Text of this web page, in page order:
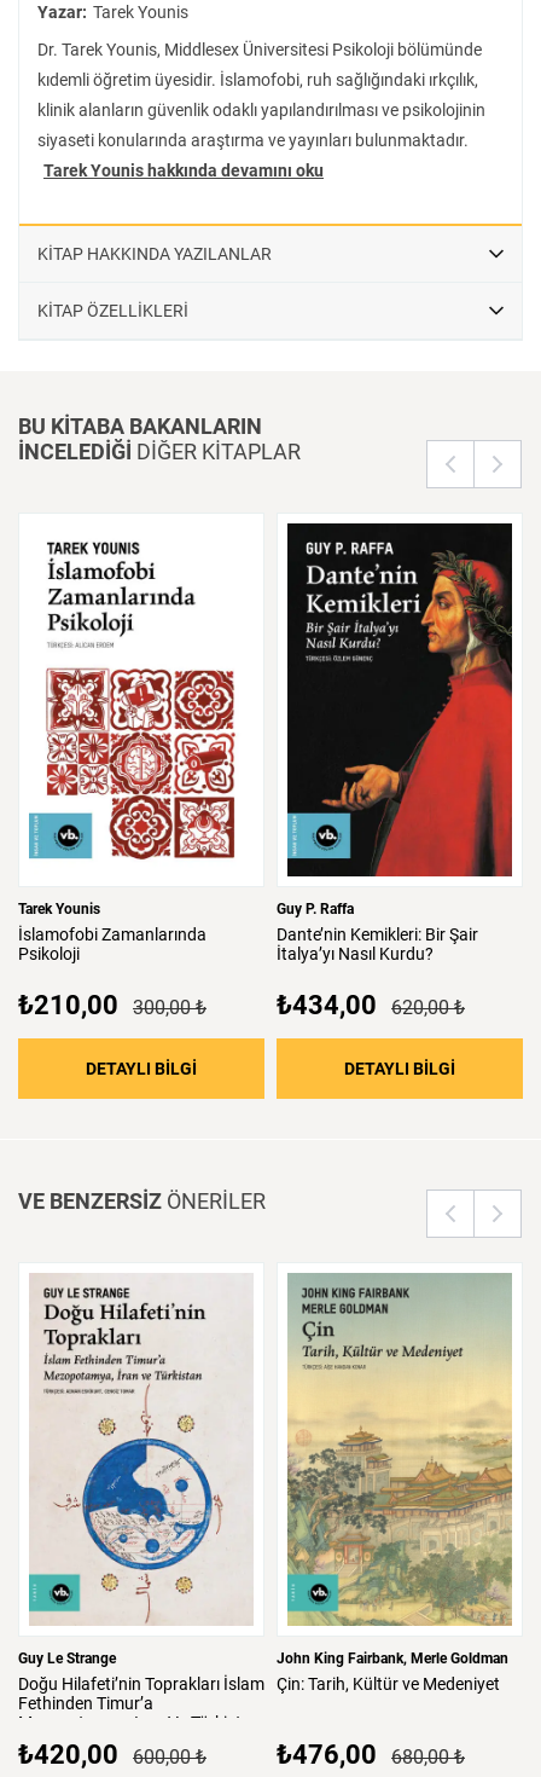
Yazar: Tarek Younis
Dr. Tarek Younis, Middlesex Üniversitesi Psikoloji bölümünde
kıdemli öğretim üyesidir. İslamofobi, ruh sağlığındaki ırkçılık,
klinik alanların güvenlik odaklı yapılandırılması ve psikolojinin
siyaseti konularında araştırma ve yayınları bulunmaktadır.
Tarek Younis hakkında devamını oku
KİTAP HAKKINDA YAZILANLAR
KİTAP ÖZELLİKLERİ
BU KİTABA BAKANLARIN
İNCELEDİĞİ DİĞER KİTAPLAR
Tarek Younis
İslamofobiZamanlarında
Psikoloji
₺210,00 300,00 ₺
DETAYLI BİLGİ : İslamofobi Zamanlarında Psikoloji
Guy P. Raffa
Dante’nin Kemikleri: BirŞair
İtalya’yı Nasıl Kurdu?
₺434,00 620,00 ₺
DETAYLI BİLGİ
VE BENZERSİZ ÖNERİLER
Guy Le Strange
Doğu Hilafeti’nin Toprakları İslam
Fethinden Timur’a
Mezopotamya,
Iran Ve Türkistan
₺420,00 600,00 ₺
John King Fairbank Merle Goldman
Çin:Tarih, Kültürve Medeniyet
₺476,00 680,00 ₺